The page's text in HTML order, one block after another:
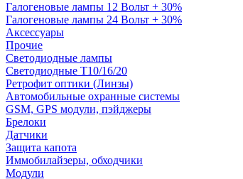
Галогеновые лампы 12 Вольт + 30%
Галогеновые лампы 24 Вольт + 30%
Аксессуары
Прочие
Светодиодные лампы
Светодиодные Т10/16/20
Ретрофит оптики (Линзы)
Автомобильные охранные системы
GSM, GPS модули, пэйджеры
Брелоки
Датчики
Защита капота
Иммобилайзеры, обходчики
Модули